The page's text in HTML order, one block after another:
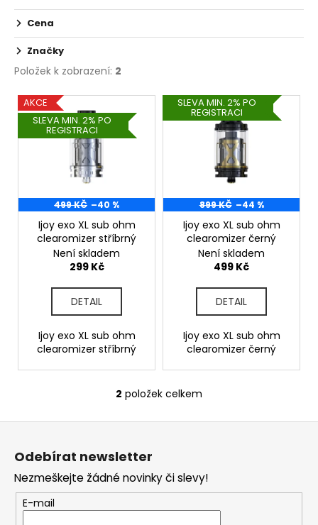
Cena
Značky
Položek k zobrazení: 2
V
ý
p
r
AKCE
SLEVA MIN. 2% PO
REGISTRACI
499 KČ –40 %
Ijoy exo XL sub ohm
clearomizer stříbrný
Není skladem
299 Kč
DETAIL
Ijoy exo XL sub ohm
clearomizer stříbrný
SLEVA MIN. 2% PO
REGISTRACI
899 KČ –44 %
Ijoy exo XL sub ohm
clearomizer černý
Není skladem
499 Kč
DETAIL
Ijoy exo XL sub ohm
clearomizer černý
O
v
a
c
í
2 položek celkem
LIQUID
DEKANG
PINEAPPLE
10ML
-
11MG
195
Kč
Z
Odebírat newsletter
Nezmeškejte žádné novinky či slevy!
E-mail